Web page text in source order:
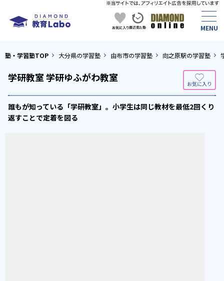
塾・学習塾TOP 大分県の学習塾 由布市の学習塾 向之原駅の学習塾
学研教室 学研ゆふがわ教室
誰もが知っている「学研教室」。小学生は同じ教材を最低2回くり
返すことで定着を図る